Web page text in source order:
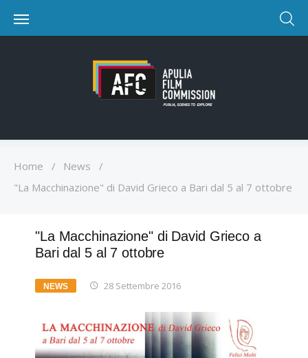
Home / News
/
"La Macchinazione" di David Grieco a Bari dal 5 al 7 ottobre
"La Macchinazione" di David Grieco a
Bari dal 5 al 7 ottobre
NEWS 28 Settembre 2016